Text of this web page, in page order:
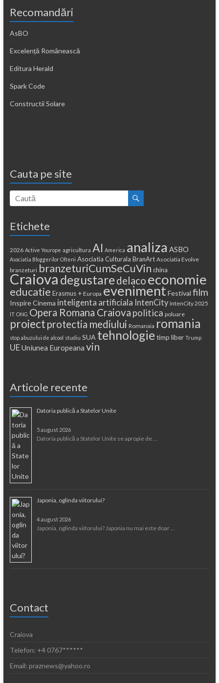
Recomandări
AsBO
Excelență Românească
Editura Herald
Spark Code
Constructii Solare
Cauta pe site
Etichete
2026 Active Yourope agricultura AI America analiza ASBO
Asociatia Bloggerilor Olteni Asociatia Culturala BranArt Asociatia Evolve
branzeturi branzeturiCumSeCuVin china
Craiova degustaredelaco economie
educatie Erasmus + Europa eveniment Festival film
Inspire Cinema inteligenta artificiala IntenCity IntenCity 2025
IT ONG Opera Romana Craiova politica poluare
proiect protectia mediului Romanaia romania
stop abuzului de alcool studiu SUA tehnologie timp liber Trump
UEUniunea Europeana vin
Articole recente
Datoria publică a Statelor Unite
5 august 2026
Datoria publică a Statelor Unite se apropie de …
Japonia, oglinda viitorului?
4 august 2026
Japonia, oglinda viitorului? Japonia nu mai este doar …
Contact
Craiova
Telefon: +4 0767******
Email: praznews@yahoo.ro